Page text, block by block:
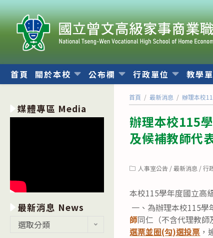
跳
轉
至
內
首頁 關於本校 公布欄 行政單位 教學
首頁 / 最新消息 / 辦理本校
辦理本校115
及候補教師代
Post人事室公告 / 最新消息 / 行
本校115學年度國立高
一、為辦理本校115
師同仁（不含代理教師
選票並圈(勾)選投票 ，
媒體專區 Media
最新消息 News
選取分類